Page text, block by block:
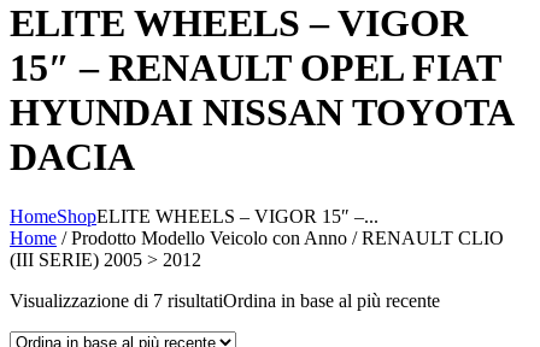
ELITE WHEELS – VIGOR
15″ – RENAULT OPEL FIAT
HYUNDAI NISSAN TOYOTA
DACIA
HomeShopELITE WHEELS – VIGOR 15″ –...
Home / Prodotto Modello Veicolo con Anno / RENAULT CLIO
(III SERIE) 2005 > 2012
Visualizzazione di 7 risultatiOrdina in base al più recente